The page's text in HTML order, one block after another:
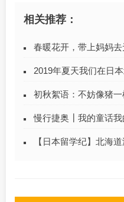
相关推荐：
春暖花开，带上妈妈
2019年夏天我们在日
初秋絮语：不妨像猪
慢行捷奥┃我的童话我
【日本留学纪】北海